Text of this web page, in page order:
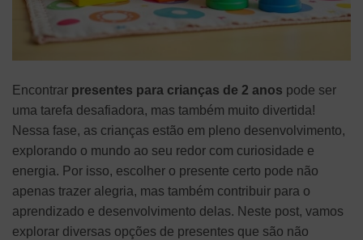
Encontrar presentes para crianças de 2 anos pode ser
uma tarefa desafiadora, mas também muito divertida!
Nessa fase, as crianças estão em pleno desenvolvimento,
explorando o mundo ao seu redor com curiosidade e
energia. Por isso, escolher o presente certo pode não
apenas trazer alegria, mas também contribuir para o
aprendizado e desenvolvimento delas. Neste post, vamos
explorar diversas opções de presentes que são não